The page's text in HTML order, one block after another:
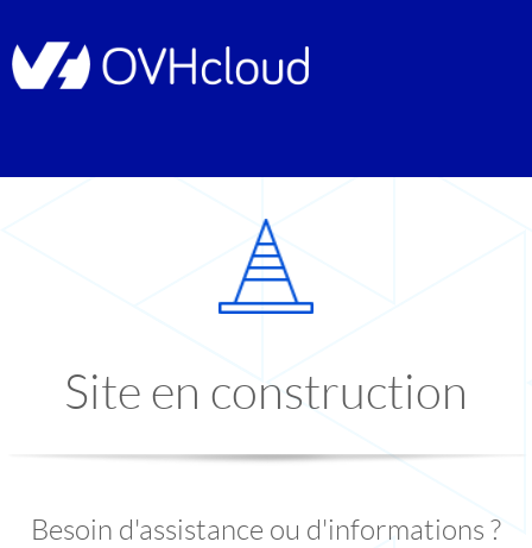
Site en construction
Besoin d'assistance ou d'informations ?